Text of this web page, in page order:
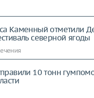
Каменный отметили
северной ягоды
10 тонн